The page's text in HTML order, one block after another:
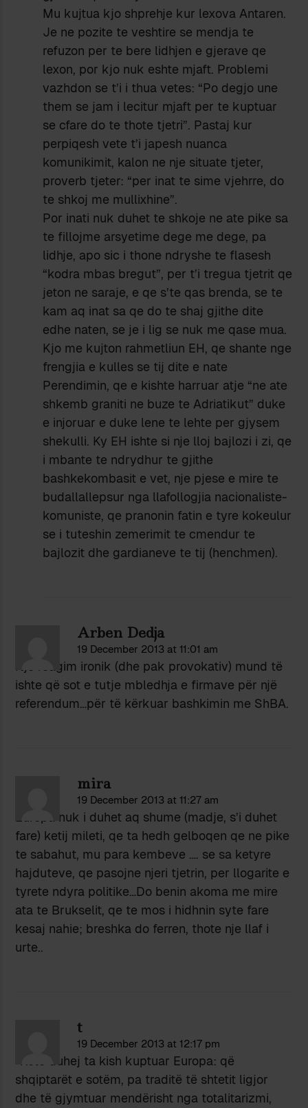
Mu kujtua kjo shprehje kur lexova Antaren.
Je ne pozite te veshtire se mendja te
refuzon per te bere lidhjen e gjerave qe
lexon, por kjo nuk eshte mjaft. Problemi
vazhdon se t’i i thua vetes: “Po degjo une
them se jam i lecitur mjaft per te kuptuar
se cfare do te thote tjetri”. Pastaj kur
perpiqesh vete t’i japesh nuanca
komunikimit, kalon ne nje situate tjeter,
proverb tjeter: “per inat te sime vjehrre, do
te shkoj me mullixhine”.
Por inati nuk duhet te shkoje ne ate pike sa
te fillojme arsyetime dege me dege, pa
lidhje, apo sic i thone ndryshe te flasesh
“kodra mbas bregut”, per t’i tregua tjetrit qe
jeton ne saraje, e qe s’te qas brenda, se te
kam aq inat sa qe do te shaj gjithe dite
edhe naten, se je i lig se nuk me qase mua.
Kjo me kujton rahmetliun EH, qe shante nge
frengjia e kulles se tij dite e nate
Perendimin, qe e kishte harruar atje “ne ate
shkemb graniti ne buze te Adriatikut” duke
e injoruar e duke lene te lehte per gjysem
shekulli. Ky EH ishte si nje lloj bajlozi i zi, qe
i mbante te ndrydhur te gjithe
bashkekombasit e vet, nje pjese e mire te
budallallepsur nga llafollogjia nacionaliste-
komuniste, qe pranonin fatin e tyre kokeulur
se i tuteshin zemerimit te cmendur te
bajlozit dhe gardianeve te tij (henchmen).
Arben Dedja
19 December 2013 at 11:01 am
Një reagim ironik (dhe pak provokativ) mund të
ishte që sot e tutje mbledhja e firmave për një
referendum…për të kërkuar bashkimin me ShBA.
mira
19 December 2013 at 11:27 am
Europa nuk i duhet aq shume (madje, s’i duhet
fare) ketij mileti, qe ta hedh gelboqen qe ne pike
te sabahut, mu para kembeve …. se sa ketyre
hajduteve, qe pasojne njeri tjetrin, per llogarite e
tyrete ndyra politike…Do benin akoma me mire
ata te Brukselit, qe te mos i hidhnin syte fare
kesaj nahie; breshka do ferren, thote nje llaf i
urte..
t
19 December 2013 at 12:17 pm
“Këtë duhej ta kish kuptuar Europa: që
shqiptarët e sotëm, pa traditë të shtetit ligjor
dhe të gjymtuar mendërisht nga totalitarizmi,